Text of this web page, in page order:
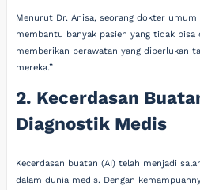
Menurut Dr. Anisa, seorang dokter umum
membantu banyak pasien yang tidak
memberikan perawatan yang diperlukan
mereka.”
2. Kecerdasan
Diagnostik Medis
Kecerdasan buatan (AI) telah menjadi
dalam dunia medis. Dengan